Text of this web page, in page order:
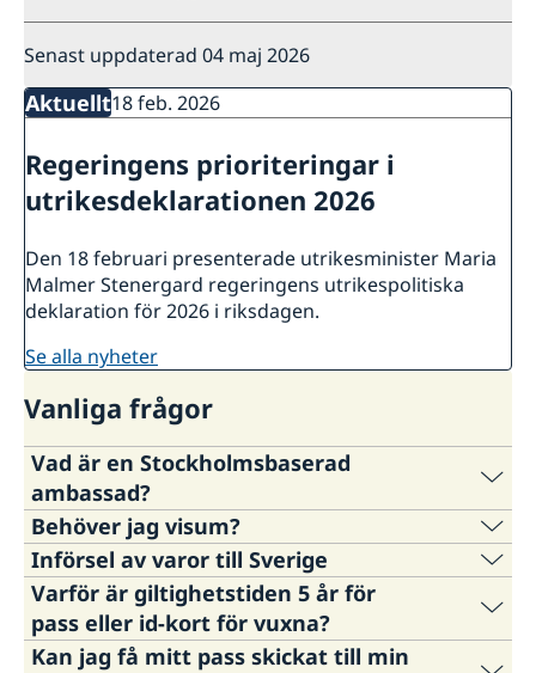
Senast uppdaterad 04 maj 2026
Aktuellt18 feb. 2026
Regeringens prioriteringar i
utrikesdeklarationen 2026
Den 18 februari presenterade utrikesminister Maria
Malmer Stenergard regeringens utrikespolitiska
deklaration för 2026 i riksdagen.
se alla nyheter
Vanliga frågor
Vad är en Stockholmsbaserad
ambassad?
De Stockholmsbaserade sändebuden är
Sveriges företrädare i ett 30-tal länder där
Sverige inte har någon fast diplomatisk
representation. Dessa ambassadörer är
placerade i Stockholm, men gör regelbundet
Behöver jag visum?
Svenska ambassaden hanterar inte
viseringsfrågor. Vi hänvisar till landets egna
myndigheter eller närmaste ambassad för svar
Införsel av varor till Sverige
På
Tullverkets webbplats
kan du få utförlig
information kring din fråga att föra in varor till
Varför är giltighetstiden 5 år för
pass eller id-kort för vuxna?
Kan jag få mitt pass skickat till min